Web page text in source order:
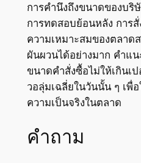
การคำนึงถึงขนาดของบริ
การทดสอบย้อนหลัง การ
ความเหมาะสมของตลาด
ผันผวนได้อย่างมาก คำแ
ขนาดคำสั่งซื้อไม่ให้เกินเ
วอลุ่มเฉลี่ยในวันนั้น ๆ เพื่
ความเป็นจริงในตลาด
คำถาม